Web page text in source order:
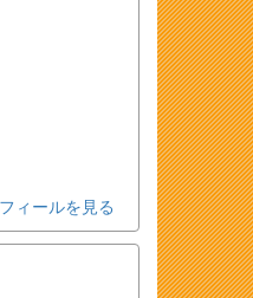
ィールを見る